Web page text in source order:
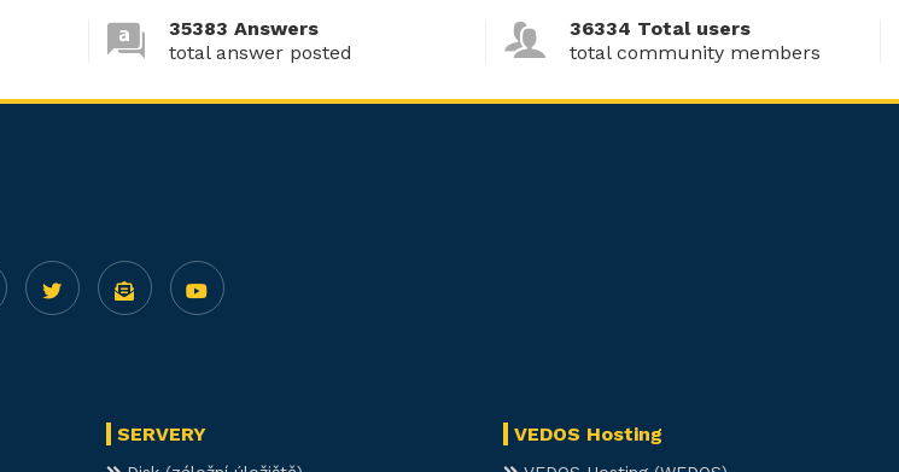
35383 Answers
total answer posted
36334 Total users
total community members
SERVERY VEDOS Hosting